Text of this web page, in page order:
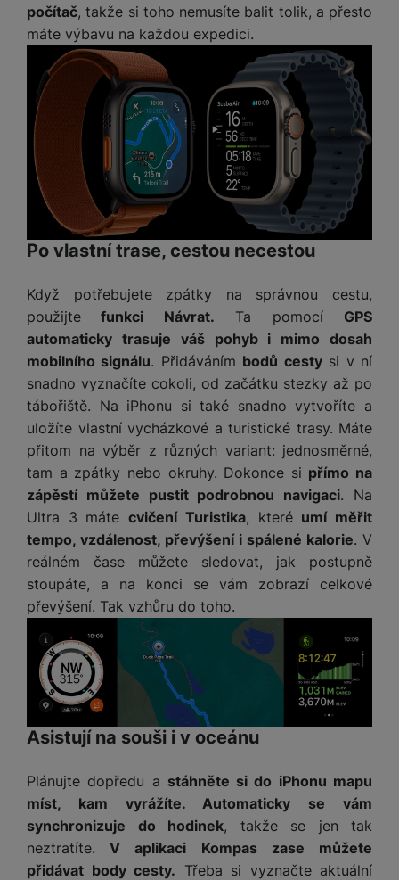
a
p
o
č
ít
a
č
v
s
t
o
y
e
r
n
í
k
l
á
v
e
s
n
i
c
e
e
T
V
A
d
i
-
i
d
e
k
a
b
e
l
y
a
ví
c
e
ří
e
ní
P
o
w
r
b
a
n
k
y
r
y
c
hl
o
n
je
ní
m
o
v
é
b
a
P
sl
u
e
st
ví
p
a
u
t
o
k
a
m
y
počítač, takže si toho nemusíte balit tolik, a přesto
máte výbavu na každou expedici.
Po vlastní trase, cestou necestou
Když potřebujete zpátky na správnou cestu,
použijte funkci Návrat. Ta pomocí GPS
automaticky trasuje váš pohyb i mimo dosah
mobilního signálu. Přidáváním bodů cestysi v ní
snadno vyznačíte cokoli, od začátku stezky až po
tábořiště. Na iPhonu si také snadno vytvoříte a
uložíte vlastní vycházkové a turistické trasy. Máte
přitom na výběr z různých variant: jednosměrné,
tam a zpátky nebo okruhy. Dokonce si přímo na
zápěstí můžete pustit podrobnou navigaci. Na
Ultra 3 mátecvičení Turistika, které umí měřit
tempo, vzdálenost, převýšení i spálené kalorie. V
reálném čase můžete sledovat, jak postupně
stoupáte, a na konci se vám zobrazí celkové
převýšení. Tak vzhůru do toho.
Asistují na souši i v oceánu
Plánujte dopředu a stáhněte si do iPhonu mapu
míst, kam vyrážíte. Automaticky se vám
synchronizuje do hodinek, takže se jen tak
neztratíte. V aplikaci Kompas zase můžete
přidávat body cesty. Třeba si vyznačte aktuální